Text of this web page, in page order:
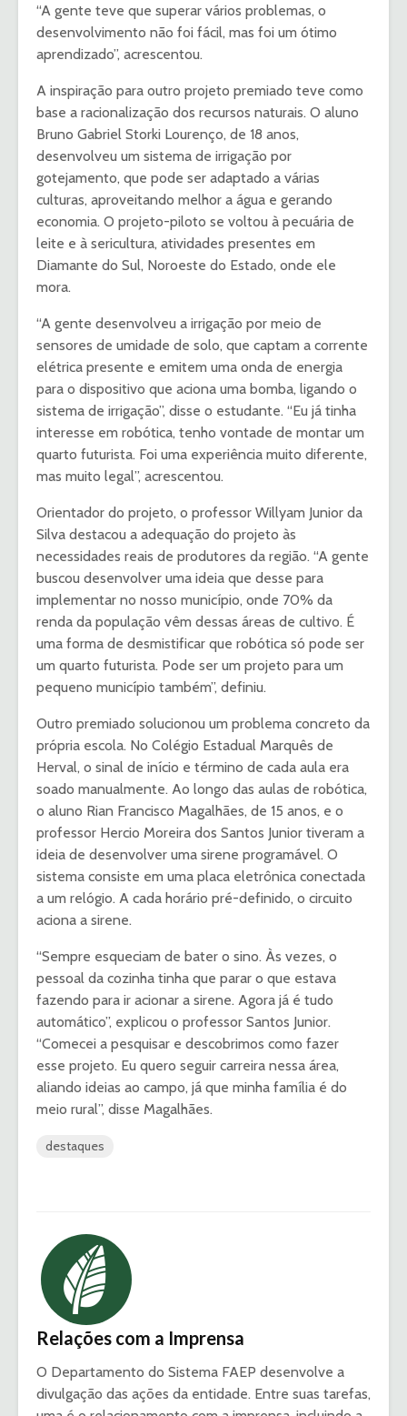
“A gente teve que superar vários problemas, o
desenvolvimento não foi fácil, mas foi um ótimo
aprendizado”, acrescentou.
A inspiração para outro projeto premiado teve como
base a racionalização dos recursos naturais. O aluno
Bruno Gabriel Storki Lourenço, de 18 anos,
desenvolveu um sistema de irrigação por
gotejamento, que pode ser adaptado a várias
culturas, aproveitando melhor a água e gerando
economia. O projeto-piloto se voltou à pecuária de
leite e à sericultura, atividades presentes em
Diamante do Sul, Noroeste do Estado, onde ele
mora.
“A gente desenvolveu a irrigação por meio de
sensores de umidade de solo, que captam a corrente
elétrica presente e emitem uma onda de energia
para o dispositivo que aciona uma bomba, ligando o
sistema de irrigação”, disse o estudante. “Eu já tinha
interesse em robótica, tenho vontade de montar um
quarto futurista. Foi uma experiência muito diferente,
mas muito legal”, acrescentou.
Orientador do projeto, o professor Willyam Junior da
Silva destacou a adequação do projeto às
necessidades reais de produtores da região. “A gente
buscou desenvolver uma ideia que desse para
implementar no nosso município, onde 70% da
renda da população vêm dessas áreas de cultivo. É
uma forma de desmistificar que robótica só pode ser
um quarto futurista. Pode ser um projeto para um
pequeno município também”, definiu.
Outro premiado solucionou um problema concreto da
própria escola. No Colégio Estadual Marquês de
Herval, o sinal de início e término de cada aula era
soado manualmente. Ao longo das aulas de robótica,
o aluno Rian Francisco Magalhães, de 15 anos, e o
professor Hercio Moreira dos Santos Junior tiveram a
ideia de desenvolver uma sirene programável. O
sistema consiste em uma placa eletrônica conectada
a um relógio. A cada horário pré-definido, o circuito
aciona a sirene.
“Sempre esqueciam de bater o sino. Às vezes, o
pessoal da cozinha tinha que parar o que estava
fazendo para ir acionar a sirene. Agora já é tudo
automático”, explicou o professor Santos Junior.
“Comecei a pesquisar e descobrimos como fazer
esse projeto. Eu quero seguir carreira nessa área,
aliando ideias ao campo, já que minha família é do
meio rural”, disse Magalhães.
destaques
Relações com a Imprensa
O Departamento do Sistema FAEP desenvolve a
divulgação das ações da entidade. Entre suas tarefas,